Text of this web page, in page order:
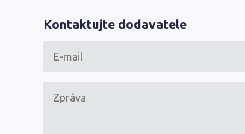
Kontaktujte dodavatele